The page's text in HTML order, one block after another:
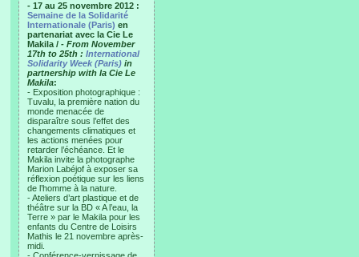
- 17 au 25 novembre 2012 :
Semaine de la Solidarité
Internationale (Paris) en
partenariat avec la Cie Le
Makila / - From November
17th to 25th : International
Solidarity Week (Paris) in
partnership with la Cie Le
Makila:
- Exposition photographique :
Tuvalu, la première nation du
monde menacée de
disparaître sous l’effet des
changements climatiques et
les actions menées pour
retarder l’échéance. Et le
Makila invite la photographe
Marion Labéjof à exposer sa
réflexion poétique sur les liens
de l’homme à la nature.
- Ateliers d’art plastique et de
théâtre sur la BD « A l’eau, la
Terre » par le Makila pour les
enfants du Centre de Loisirs
Mathis le 21 novembre après-
midi.